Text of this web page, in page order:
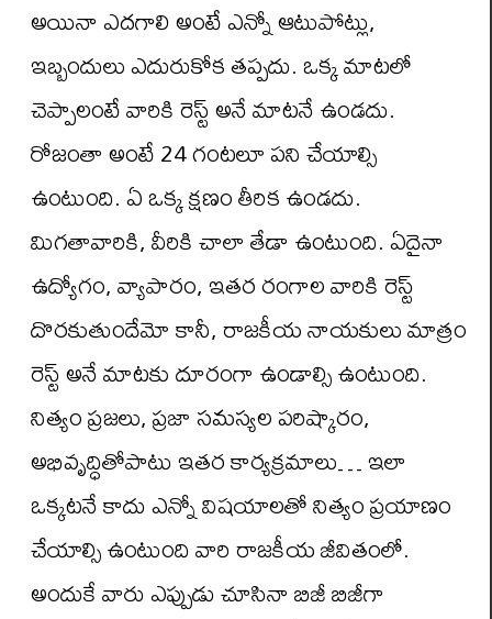
అయినా ఎదగాలి అంటే ఎన్నో ఆటుపోట్లు,
ఇబ్బందులు ఎదురుకోక తప్పదు. ఒక్క మాటలో
చెప్పాలంటే వారికి రెస్ట్ అనే మాటనే ఉండదు.
రోజంతా అంటే 24 గంటలూ పని చేయాల్సి
ఉంటుంది. ఏ ఒక్క క్షణం తీరిక ఉండదు.
మిగతావారికి, వీరికి చాలా తేడా ఉంటుంది. ఏదైనా
ఉద్యోగం, వ్యాపారం, ఇతర రంగాల వారికి రెస్ట్
దొరకుతుందేమో కానీ, రాజకీయ నాయకులు మాత్రం
రెస్ట్ అనే మాటకు దూరంగా ఉండాల్సి ఉంటుంది.
నిత్యం ప్రజలు, ప్రజా సమస్యల పరిష్కారం,
అభివృద్ధితోపాటు ఇతర కార్యక్రమాలు… ఇలా
ఒక్కటనే కాదు ఎన్నో విషయాలతో నిత్యం ప్రయాణం
చేయాల్సి ఉంటుంది వారి రాజకీయ జీవితంలో.
అందుకే వారు ఎప్పుడు చూసినా బిజీ బిజీగా